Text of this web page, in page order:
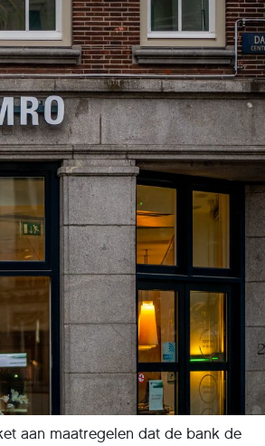
aan maatregelen dat de bank de